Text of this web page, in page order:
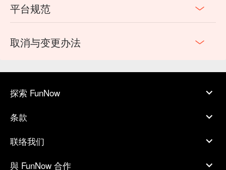
平台规范
取消与变更办法
探索 FunNow
条款
联络我们
與 FunNow 合作